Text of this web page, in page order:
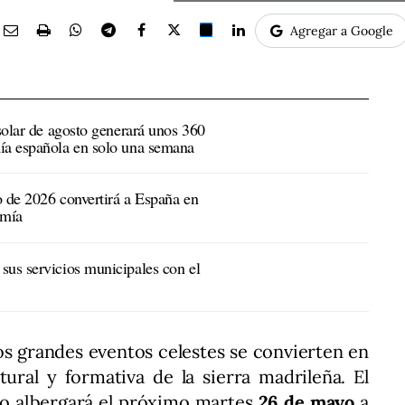
Agregar a Google
de agosto generará unos 360
española en solo una semana
2026 convertirá a España en
servicios municipales con el
grandes eventos celestes se convierten en
y formativa de la sierra madrileña. El